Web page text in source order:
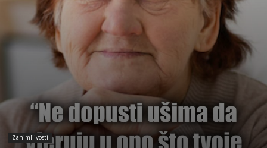
Zanimljivosti